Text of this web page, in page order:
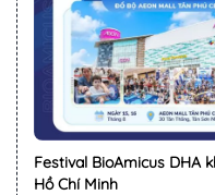
Festival BioAmicus DHA
Hồ Chí Minh